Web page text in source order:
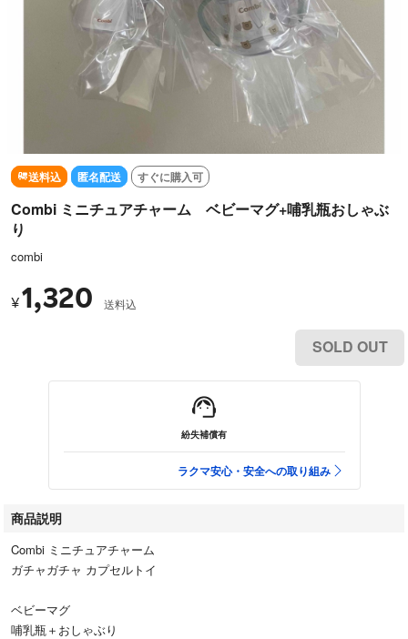
送料込 匿名配送 すぐに購入可
Combi ミニチュアチャーム ベビーマグ+哺乳瓶おしゃぶ
り
combi
¥1,320 送料込
SOLD OUT
紛失補償有
ラクマ安心・安全への取り組み
商品説明
Combi ミニチュアチャーム
ガチャガチャ カプセルトイ
ベビーマグ
哺乳瓶＋おしゃぶり